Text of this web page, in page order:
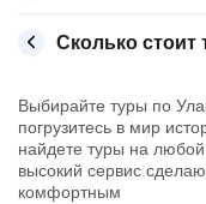
Сколько стоит
Выбирайте туры по
погрузитесь в мир
найдете туры на
высокий сервис
комфортным